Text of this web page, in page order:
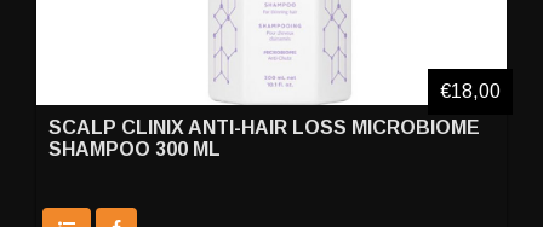
SCALP CLINIX ANTI-HAIR LOSS MICROBIOME
SHAMPOO 300 ML
€18,00